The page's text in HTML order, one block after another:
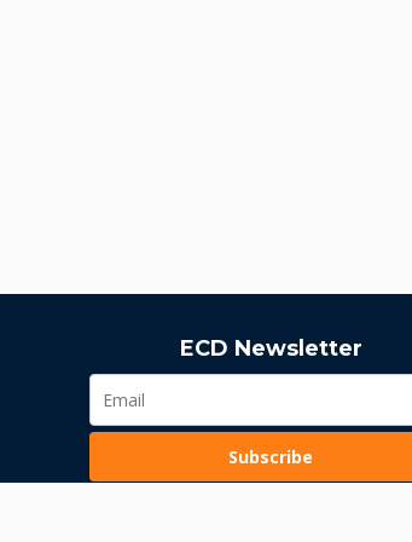
ECD Newsletter
Subscribe